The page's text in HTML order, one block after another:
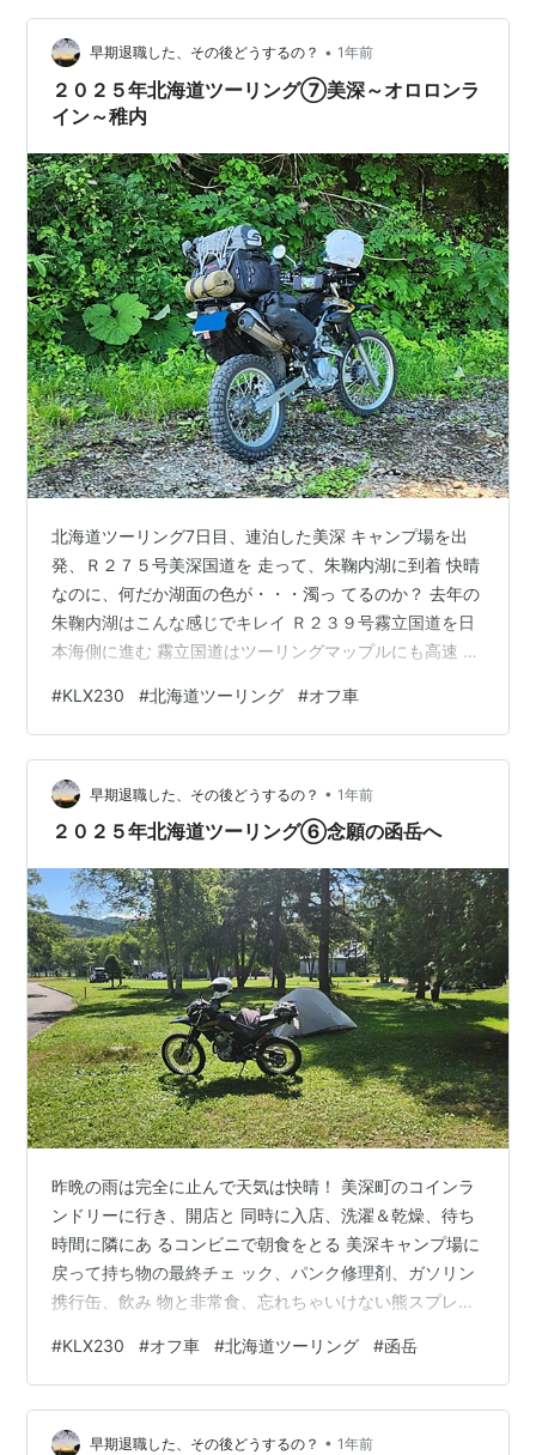
したのは三色丼、美味しかった、 ごちそうさまでした 次
に向かうのは音威子府村、北海道の中で人口が６０５人
と一番小さい村…
早期退職した、その後どうするの？ • 1年前
２０２５年北海道ツーリング⑦美深～オロロンラ
イン～稚内
北海道ツーリング7日目、連泊した美深 キャンプ場を出
発、Ｒ２７５号美深国道を 走って、朱鞠内湖に到着 快晴
なのに、何だか湖面の色が・・・濁っ てるのか？ 去年の
朱鞠内湖はこんな感じでキレイ Ｒ２３９号霧立国道を日
本海側に進む 霧立国道はツーリングマップルにも高速 ワ
していける、好きな道だ それにしても今年の北海道は暑
い🥵 この日は、美深キャンプ場がゴミ持ち帰り のうえ連
泊していたので結構な量のゴミを 積んで走っているので
早く処理したい 苫前から羽幌の途中にある北のにしんや
で昼食、今年の初うに丼😁 お腹を満たして、オロロンラ
#KLX230 #北海道ツーリング #オフ車
早期退職した、その後どうするの？ • 1年前
２０２５年北海道ツーリング⑥念願の函岳へ
昨晩の雨は完全に止んで天気は快晴！ 美深町のコインラ
ンドリーに行き、開店と 同時に入店、洗濯＆乾燥、待ち
時間に隣にあ るコンビニで朝食をとる 美深キャンプ場に
戻って持ち物の最終チェ ック、パンク修理剤、ガソリン
携行缶、飲み 物と非常食、忘れちゃいけない熊スプレー
る。 函岳に行くには２つルートがある、美深 側から上る
道、もう一つは歌登側から上る 道だ。事前の調べで美深
側から上る方が難 易度は低いと解っていたのだが、なん
とそ の道は通行止め かなりの距離を迂回して難易度の高
#KLX230 #オフ車 #北海道ツーリング #函岳
早期退職した、その後どうするの？ • 1年前